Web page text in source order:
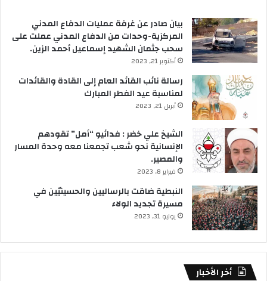
بيان صادر عن غرفة عمليات الدفاع المدني
المركزية-وحدات من الدفاع المدني عملت على
سحب جثمان الشهيد إسماعيل أحمد الزين.
أكتوبر 21, 2023
رسالة نائب القائد العام إلى القادة والقائدات
لمناسبة عيد الفطر المبارك
أبريل 21, 2023
الشيخ علي خضر : فدائيو “أمل” تقودهم
الإنسانية نحو شعب تجمعنا معه وحدة المسار
والمصير.
فبراير 8, 2023
النبطية ضاقت بالرساليين والحسينيّين في
مسيرة تجديد الولاء
يوليو 31, 2023
أخر الأخبار